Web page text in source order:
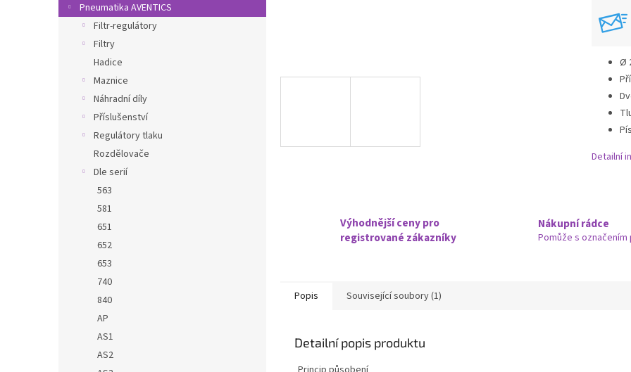
Pneumatika AVENTICS
Filtr-regulátory
Filtry
Hadice
Maznice
Náhradní díly
Příslušenství
Regulátory tlaku
Rozdělovače
Dle serií
563
581
651
652
653
740
840
AP
AS1
AS2
Ø
Detailní
Výhodnější ceny pro
registrované zákazníky
Nákupní rádce
Pomůže s
Popis Související soubory (1)
Detailní popis produktu